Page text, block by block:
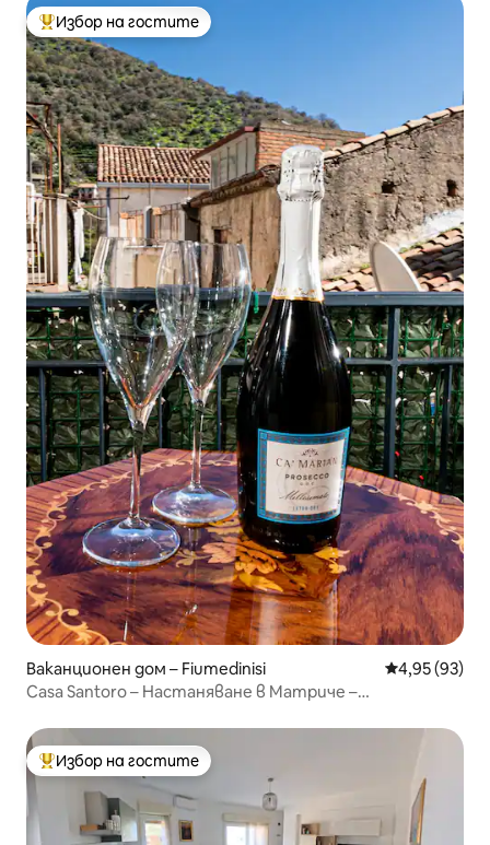
Най-популярен избор на гостите
Избор на гостите
Ваканционен дом – Fiumedinisi Средна
4,95 (93)
Casa Santoro – Настаняване в Матриче –
Най-популярен избор на гостите
Избор на гостите